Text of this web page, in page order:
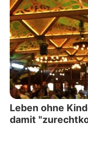
Leben ohne
damit